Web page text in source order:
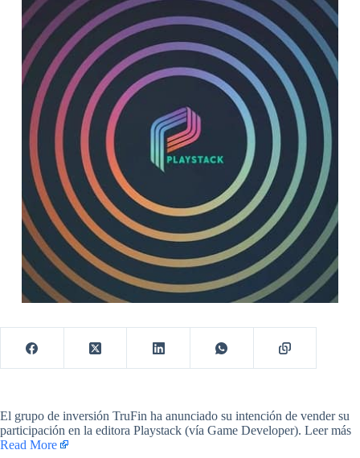
​El grupo de inversión TruFin ha anunciado su intención de vender su
participación en la editora Playstack (vía Game Developer). Leer más ​
Read More